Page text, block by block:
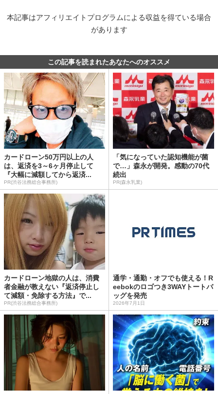
本記事はアフィリエイトプログラムによる収益を得ている場合
があります
この記事を読まれたあなたへのオススメ
カードローン50万円以上の人
は、返済を3～6ヶ月停止して
『大幅に減額してから返済...
PR(渋谷法務総合事務所)
「気になっていた認知機能が菌
で…」森永が開発。感動の70代
続出
PR(森永乳業)
カードローン地獄の人は、消費
者金融が教えない『返済停止し
て減額・免除する方法』で...
PR(渋谷法務総合事務所)
通学・通勤・オフでも使える！R
eebokのロゴつき3WAYトートバ
ッグを発売
2026年7月1日